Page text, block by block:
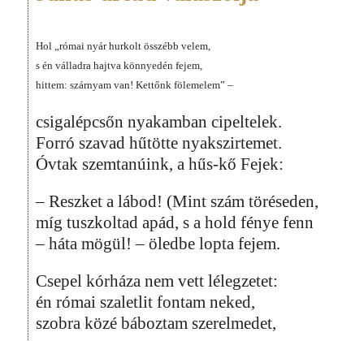
Hol „római nyár hurkolt összébb velem,
s én válladra hajtva könnyedén fejem,
hittem: szárnyam van! Kettőnk fölemelem” –
csigalépcsőn nyakamban cipeltelek.
Forró szavad hűtötte nyakszirtemet.
Óvtak szemtanúink, a hűs-kő Fejek:
– Reszket a lábod! (Mint szám töréseden,
míg tuszkoltad apád, s a hold fénye fenn
– háta mögül! – öledbe lopta fejem.
Csepel kórháza nem vett lélegzetet:
én római szaletlit fontam neked,
szobra közé báboztam szerelmedet,